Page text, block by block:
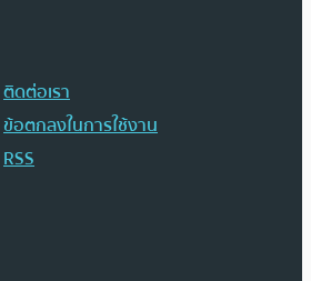
ติดต่อเรา
ข้อตกลงในการใช้งาน
RSS